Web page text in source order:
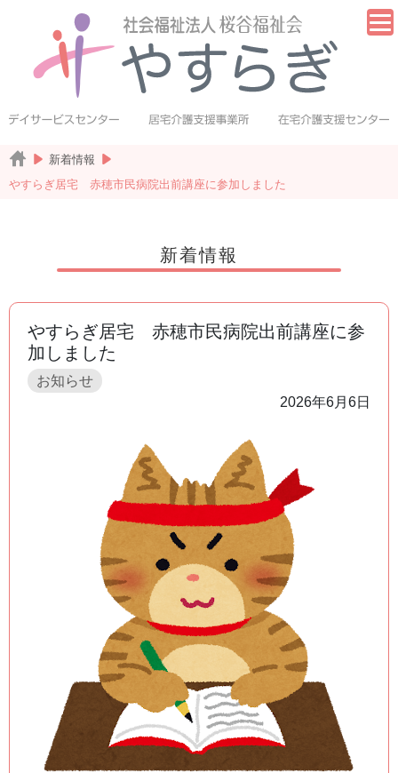
新着情報
やすらぎ居宅 赤穂市民病院出前講座に参加しました
新着情報
やすらぎ居宅 赤穂市民病院出前講座に参
加しました
お知らせ
2026年6月6日